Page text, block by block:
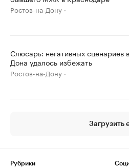
Ростов-на-Дону
Слюсарь: негативных сценариев
Дона удалось избежать
Ростов-на-Дону
Загрузить
Рубрики